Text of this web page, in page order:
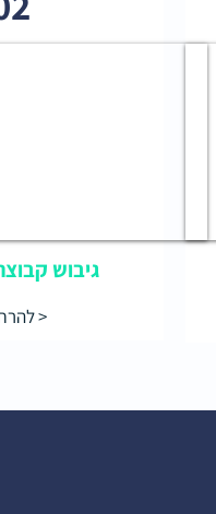
גיבוש
להרחבה >